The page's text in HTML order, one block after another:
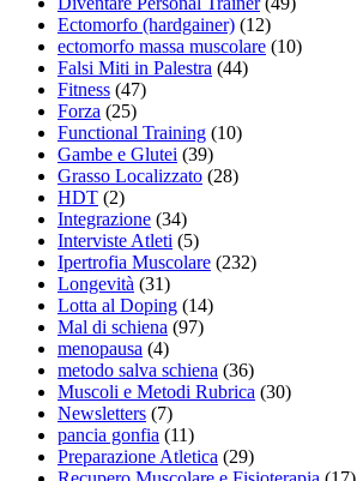
Ectomorfo (hardgainer) (12)
ectomorfo massa muscolare (10)
Falsi Miti in Palestra (44)
Fitness (47)
Forza (25)
Functional Training (10)
Gambe e Glutei (39)
Grasso Localizzato (28)
HDT (2)
Integrazione (34)
Interviste Atleti (5)
Ipertrofia Muscolare (232)
Longevità (31)
Lotta al Doping (14)
Mal di schiena (97)
menopausa (4)
metodo salva schiena (36)
Muscoli e Metodi Rubrica (30)
Newsletters (7)
pancia gonfia (11)
Preparazione Atletica (29)